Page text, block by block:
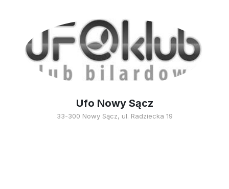
Ufo Nowy Sącz
33-300 Nowy Sącz, ul. Radziecka 19